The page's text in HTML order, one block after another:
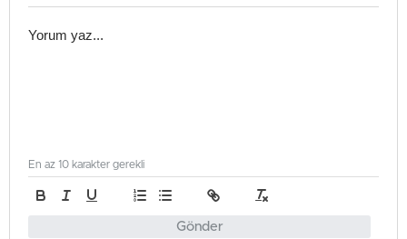
Gönder
En az 10 karakter gerekli